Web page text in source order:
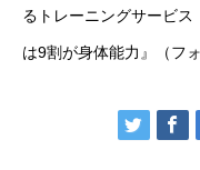
るトレーニングサービ
は9割が身体能力』（フ